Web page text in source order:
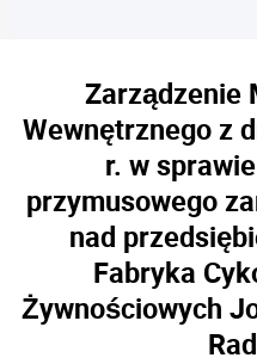
Zarządzenie
Wewnętrznego z
r. w
przymusowego
nad
Fabryka
Żywnościowych